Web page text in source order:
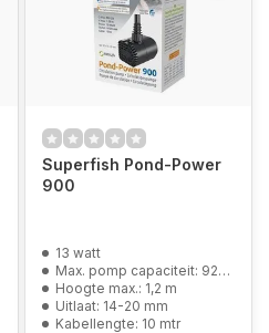
Superfish Pond-Power
900
13 watt
Max. pomp capaciteit: 920 l/u
Hoogte max.: 1,2 m
Uitlaat: 14-20 mm
Kabellengte: 10 mtr